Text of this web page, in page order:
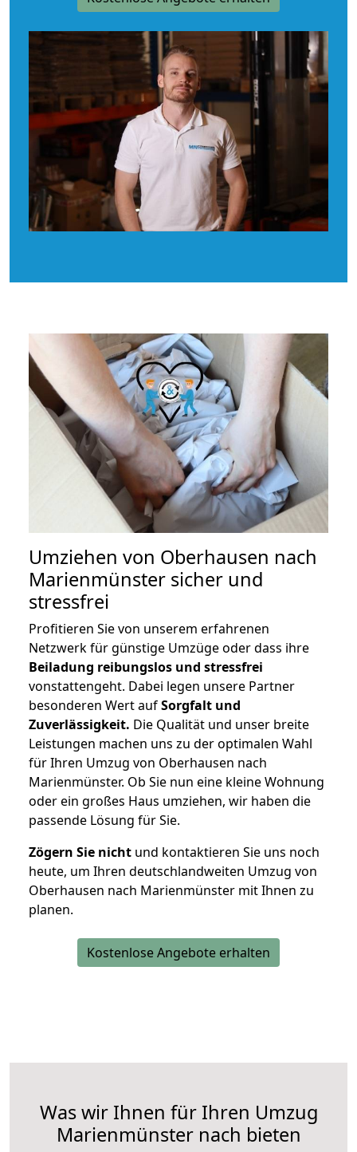
Umziehen von Oberhausen nach
Marienmünster sicher und
stressfrei
Profitieren Sie von unserem erfahrenen
Netzwerk für günstige Umzüge oder dass ihre
Beiladung reibungslos und stressfrei
vonstattengeht. Dabei legen unsere Partner
besonderen Wert aufSorgfalt und
Zuverlässigkeit. Die Qualität und unser breite
Leistungen machen uns zu der optimalen Wahl
für Ihren Umzug von Oberhausen nach
Marienmünster. Ob Sie nun eine kleine Wohnung
oder ein großes Haus umziehen, wir haben die
passende Lösung für Sie.
Zögern Sie nicht und kontaktieren Sie uns noch
heute, um Ihren deutschlandweiten Umzug von
Oberhausen nach Marienmünster mit Ihnen zu
planen.
Kostenlose Angebote erhalten
Was wir Ihnen für Ihren Umzug
Marienmünster nach bieten